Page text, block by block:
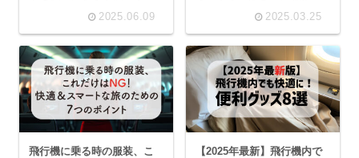
2025.06.09 2025.03.25
飛行機に乗る時の服装、こ
【2025年最新】飛行機内で